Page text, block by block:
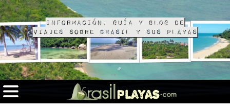
Información, guía y blog de
viajes sobre Brasil y sus playas